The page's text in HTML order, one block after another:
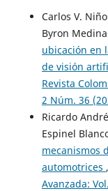
Carlos V.
Byron
ubicación en
de visión
Revista
2 Núm. 36
Ricardo
Espinel
mecanismos
automotrices ,
Avanzada: